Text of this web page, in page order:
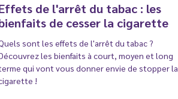
de l'arrêt du tabac : les
de cesser la cigarette
sont les effets de l'arrêt du tabac ?
les bienfaits à court, moyen et long
qui vont vous donner envie de stopper la
!